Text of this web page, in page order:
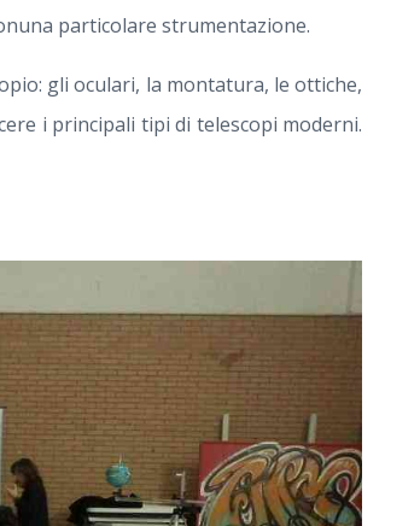
particolare strumentazione.
gli oculari, la montatura, le ottiche,
i principali tipi di telescopi moderni.